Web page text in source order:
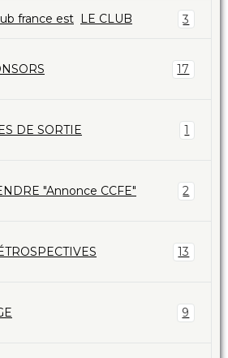
LE CLUB 3
17
DE SORTIE 1
"Annonce CCFE" 2
13
9